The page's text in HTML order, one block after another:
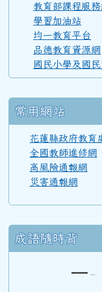
110學
106學
教育部課程服務
學習加油站
均一教育平台
品德教育資源網
國民小學及國
常用網站
花蓮縣政府教育
全國教師進修網
高風險通報網
災害通報網
成語隨時背
一 ㄧ